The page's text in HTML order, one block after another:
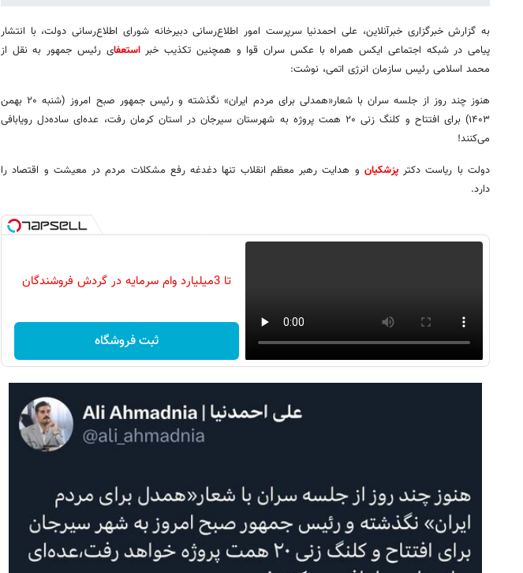
به گزارش خبرگزاری خبرآنلاین، علی احمدنیا سرپرست امور اطلاع‌رسانی دبیرخانه شورای اطلاع‌رسانی دولت، با انتشار
پیامی در شبکه اجتماعی ایکس همراه با عکس سران قوا و همچنین تکذیب خبراستعفای رئیس جمهور به نقل از
محمد اسلامی رئیس سازمان انرژی اتمی، نوشت:
هنوز چند روز از جلسه سران با شعار«همدلی برای مردم ایران» نگذشته و رئیس جمهور صبح امروز (شنبه ۲۰ بهمن
۱۴۰۳) برای افتتاح و کلنگ زنی ۲۰ همت پروژه به شهرستان سیرجان در استان کرمان رفت، عده‌ای ساده‌دل رویابافی
می‌کنند!
‏دولت با ریاست دکترپزشکیان و هدایت رهبر معظم انقلاب تنها دغدغه رفع مشکلات مردم در معیشت و اقتصاد را
دارد.
تا 3میلیارد وام سرمایه در گردش فروشندگان
ثبت فروشگاه